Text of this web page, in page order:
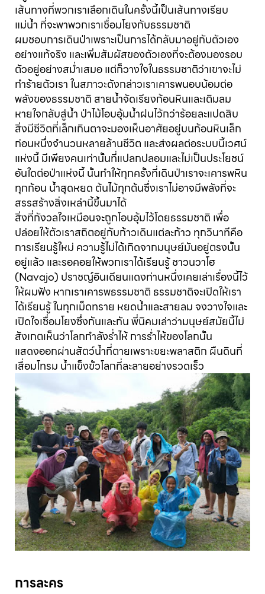
เส้นทางที่พวกเราเลือกเดินในครั้งนี้เป็นเส้นทางเรียบ
แม่น้ำ ที่จะพาพวกเราเชื่อมโยงกับธรรมชาติ
ผมชอบการเดินป่าเพราะเป็นการได้กลับมาอยู่กับตัวเอง
อย่างแท้จริง และเพิ่มสัมผัสของตัวเองที่จะต้องมองรอบ
ตัวอยู่อย่างสม่ำเสมอ แต่ก็วางใจในธรรมชาติว่าเขาจะไม่
ทำร้ายตัวเรา ในสภาวะดังกล่าวเราเคารพนอบน้อมต่อ
พลังของธรรมชาติ สายน้ำจัดเรียงก้อนหินและเติมลม
หายใจกลับสู่น้ำ ป่าไม้โอบอุ้มน้ำฝนไว้กว่าร้อยละแปดสิบ
สิ่งมีชีวิตที่เล็กเกินตาจะมองเห็นอาศัยอยู่บนก้อนหินเล็ก
ก่อนหนึ่งจำนวนหลายล้านชีวิต และส่งผลต่อระบบนี้เวศน์
แห่งนี้ มีเพียงคนเท่านั้นที่แปลกปลอมและไม่เป็นประโยชน์
อันใดต่อป่าแห่งนี้ นั้นทำให้ทุกครั้งที่เดินป่าเราจะเคารพหิน
ทุกก้อน น้ำสุดหยด ต้นไม้ทุกต้นซึ่งเราไม่อาจมีพลังที่จะ
สรรสร้างสิ่งเหล่านี้ขึ้นมาได้
สิ่งที่กังวลใจเหมือนจะถูกโอบอุ้มไว้โดยธรรมชาติ เพื่อ
ปล่อยให้ตัวเราสถิตอยู่กับก้าวเดินแต่ละก้าว ทุกวินาทีคือ
การเรียนรู้ใหม่ ความรู้ไม่ได้เกิดจากมนุษย์มันอยู่ตรงนั้น
อยู่แล้ว และรอคอยให้พวกเราได้เรียนรู้ ชาวนวาโฮ
(Navajo) ปราชญ์อินเดียนแดงท่านหนึ่งเคยเล่าเรื่องนี้ไว้
ให้ผมฟัง หากเราเคารพธรรมชาติ ธรรมชาติจะเปิดให้เรา
ได้เรียนรู้ ในทุกเม็ดทราย หยดน้ำและสายลม จงวางใจและ
เปิดใจเชื่อมโยงซึ่งกันและกัน พี่นิคมเล่าว่ามนุษย์สมัยนี้ไม่
สังเกตเห็นว่าโลกกำลังร่ำไห้ การร่ำไห้ของโลกนั้น
แสดงออกผ่านสัตว์น้ำที่ตายเพราะขยะพลาสติก ผืนดินที่
เสื่อมโทรม น้ำแข็งขั้วโลกที่ละลายอย่างรวดเร็ว
การละคร